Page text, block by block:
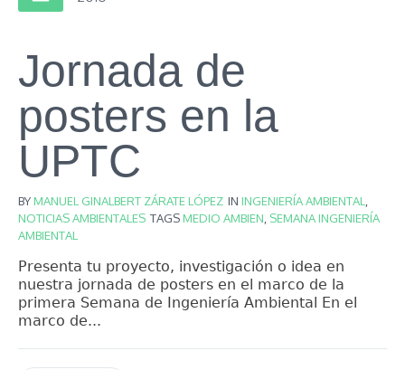
Jornada de
posters en la
UPTC
BYMANUEL GINALBERT ZÁRATE LÓPEZ IN INGENIERÍA AMBIENTAL
NOTICIAS AMBIENTALES TAGSMEDIO AMBIEN SEMANA INGENIERÍA
AMBIENTAL
Presenta tu proyecto, investigación o idea en
nuestra jornada de posters en el marco de la
primera Semana de Ingeniería Ambiental En el
marco de...